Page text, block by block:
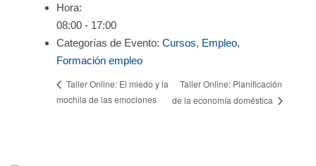
Hora:
08:00 - 17:00
Categorías de Evento: Cursos, Empleo,
Formación empleo
Taller Online: El miedo y la
mochila de las emociones
Taller Online: Planificación
de la economía doméstica